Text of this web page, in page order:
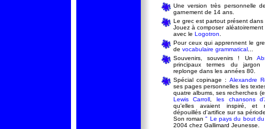
Une version très personnelle
garnement de 14 ans.
Le grec est partout présent
Jouez à composer
avec le Logotron
Pour ceux qui apprennent le
de vocabulaire grammatical...
Souvenirs, souvenirs ! Un
principaux termes du jargon
replonge dans les années 80.
Spécial copinage : Alexandre
ses pages personnelles les
quatre albums, ses recherches
Lewis
Carroll les chansons
qu'elles avaient inspiré, et
dépouillés d'artifice sur sa
Son roman" Le pays du bout
2004 chez Gallimard Jeunesse.